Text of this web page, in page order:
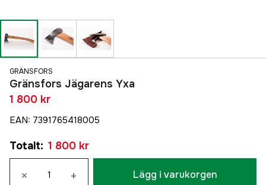
GRÄNSFORS
Gränsfors Jägarens Yxa
1 800 kr
EAN: 7391765418005
Totalt: 1 800 kr
× + Lägg i varukorgen